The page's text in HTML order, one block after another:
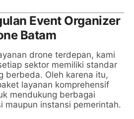
Event Organizer
Batam
drone terdepan, kami
sektor memiliki standar
berbeda. Oleh karena itu,
layanan komprehensif
mendukung berbagai
maupun instansi pemerintah.